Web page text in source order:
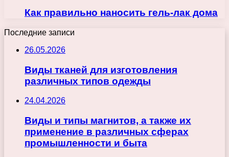
Как правильно наносить гель-лак дома
Последние записи
26.05.2026
Виды тканей для изготовления
различных типов одежды
24.04.2026
Виды и типы магнитов, а также их
применение в различных сферах
промышленности и быта